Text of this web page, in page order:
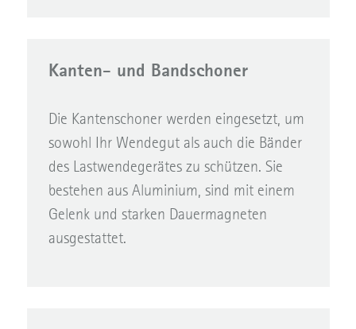
Kanten- und Bandschoner
Die Kantenschoner werden eingesetzt, um
sowohl Ihr Wendegut als auch die Bänder
des Lastwendegerätes zu schützen. Sie
bestehen aus Aluminium, sind mit einem
Gelenk und starken Dauermagneten
ausgestattet.